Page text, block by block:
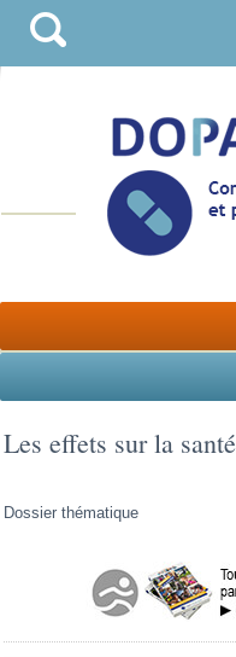
Les effets sur la santé
Dossier thématique